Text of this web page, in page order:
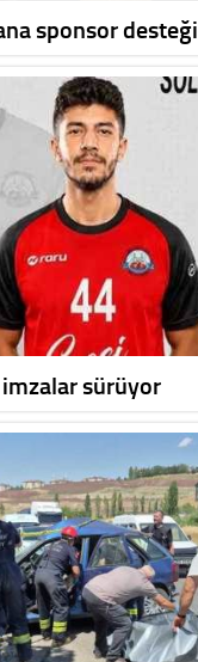
sponsor desteği
imzalar sürüyor